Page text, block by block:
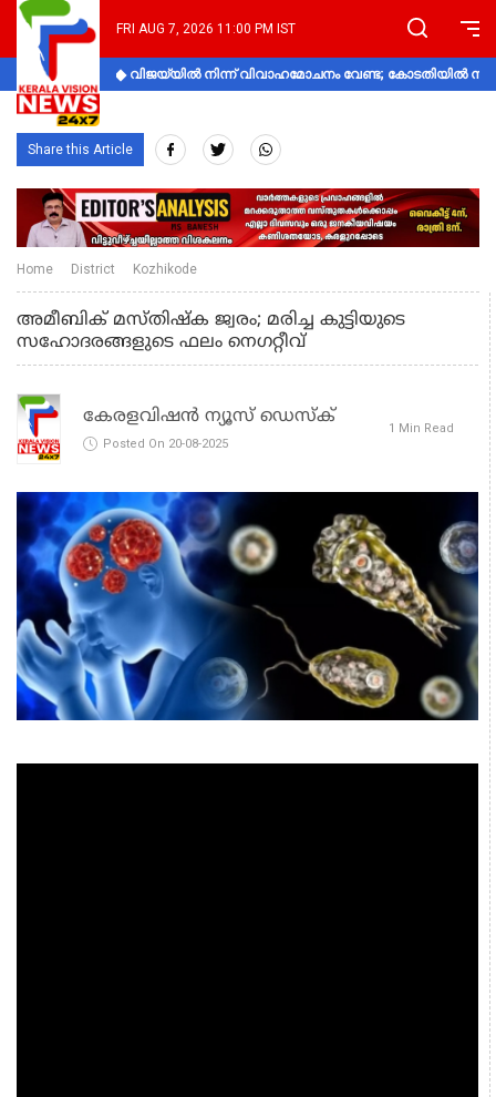
FRI AUG 7, 2026 11:00 PM IST
വിജയ്‌യിൽ നിന്ന് വിവാഹമോചനം വേണ്ട; കോടതിയിൽ
Share this Article
Home District Kozhikode
അമീബിക് മസ്തിഷ്‌ക ജ്വരം; മരിച്ച കുട്ടിയുടെ
സഹോദരങ്ങളുടെ ഫലം നെഗറ്റീവ്‌
കേരളവിഷൻ ന്യൂസ് ഡെസ്‌ക്
Posted On 20-08-2025
1 Min Read